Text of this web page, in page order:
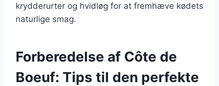
krydderurter og hvidløg for at fremhæve kødets
naturlige smag.
Forberedelse af Côte de
Boeuf: Tips til den perfekte